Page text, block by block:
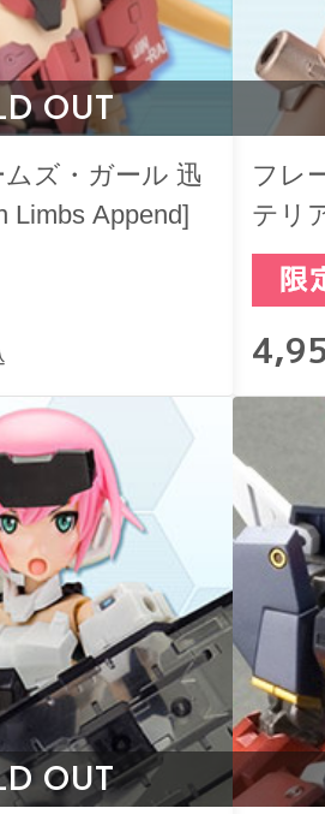
OUT
ズ・ガール 迅
Limbs Append]
フレ
テリ
OUT